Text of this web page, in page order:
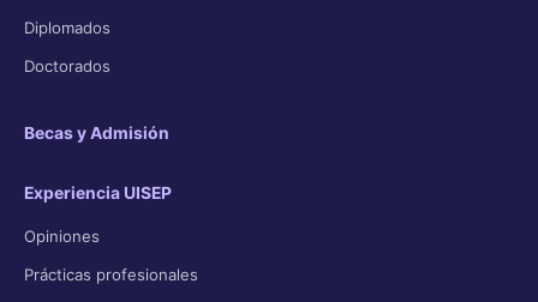
Diplomados
Doctorados
Becas y Admisión
Experiencia UISEP
Opiniones
Prácticas profesionales